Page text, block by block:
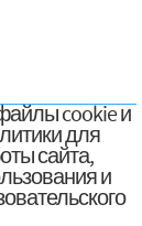
cookie и
для
сайта,
и